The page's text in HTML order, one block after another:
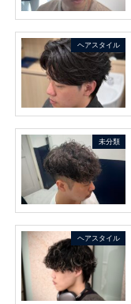
ヘアスタイル
未分類
ヘアスタイル